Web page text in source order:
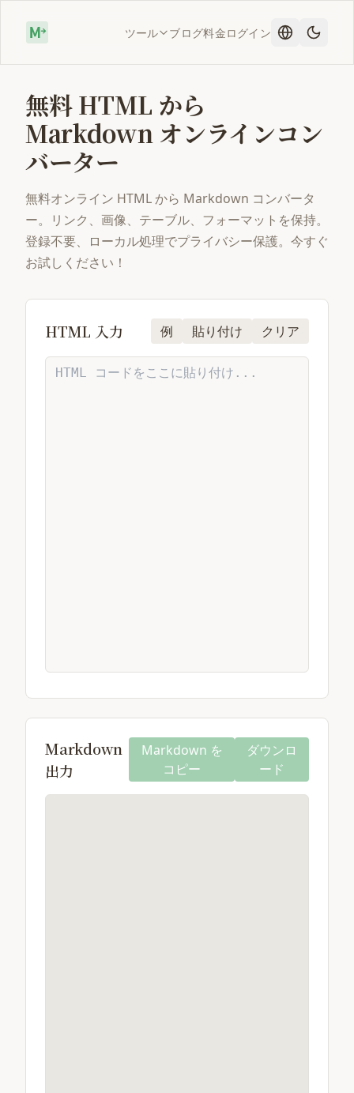
ツール ブログ料金ログイン
無料 HTML から
Markdown オンラインコン
バーター
無料オンライン HTML から Markdown コンバータ
ー。リンク、画像、テーブル、フォーマットを保持。
登録不要、ローカル処理でプライバシー保護。今すぐ
お試しください！
HTML 入力 例 貼り付け クリア
Markdown
出力
Markdown を
コピー
ダウンロ
ード